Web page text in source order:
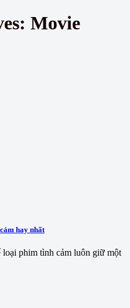
Movie
hay nhất
phim tình cảm luôn giữ một